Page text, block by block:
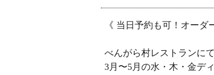
《 当日予約も可！オーダ
べんがら村レストランにて
3月〜5月の水・木・金デ